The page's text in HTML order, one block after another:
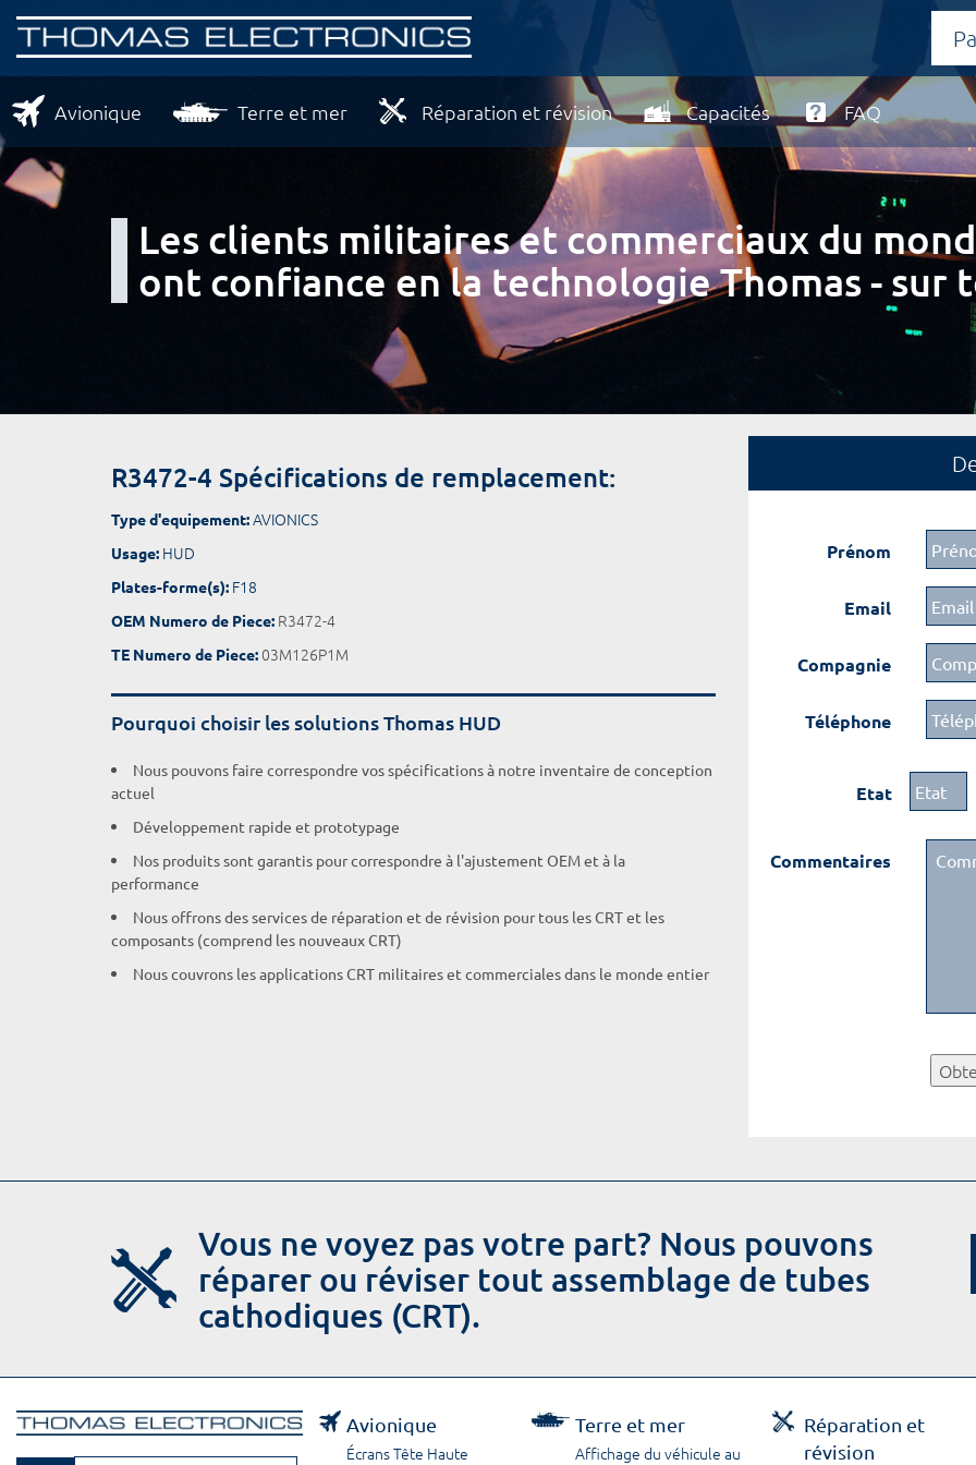
Avionique Terre et mer Réparation et révision Capacités FAQ
Les clients militaires et commerciaux du
ont confiance en la technologie Thomas - sur
R3472-4 Spécifications de remplacement:
Type d'equipement:AVIONICS
Usage: HUD
Plates-forme(s): F18
OEM Numero de Piece: R3472-4
TE Numero de Piece:03M126P1M
Pourquoi choisir les solutions Thomas HUD
Nous pouvons faire correspondre vos spécifications à notre inventaire de conception
actuel
Développement rapide et prototypage
Nos produits sont garantis pour correspondre à l'ajustement OEM et à la
performance
Nous offrons des services de réparation et de révision pour tous les CRT et les
composants (comprend les nouveaux CRT)
Nous couvrons les applications CRT militaires et commerciales dans le monde entier
Prénom
Email
Compagnie
Téléphone
Etat
Commentaires
Vous ne voyez pas votre part? Nous pouvons
réparer ou réviser tout assemblage de tubes
cathodiques (CRT).
Avionique
Écrans Tête Haute
Terre et mer
Affichage du véhicule au
Réparation et
révision